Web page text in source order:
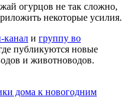
огурцов не так сложно,
некоторые усилия.
канал и группу во
публикуются новые
и животноводов.
дома к новогодним